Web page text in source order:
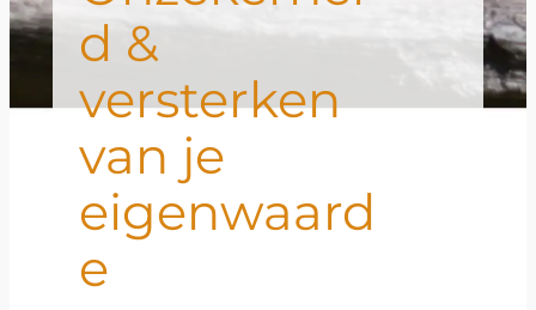
d &
versterken
van je
eigenwaard
e